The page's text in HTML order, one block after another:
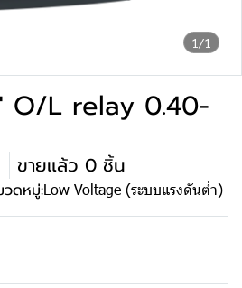
1/1
O/L relay 0.40-
ขายแล้ว 0 ชิ้น
วดหมู่:Low Voltage (ระบบแรงดันต่ำ)